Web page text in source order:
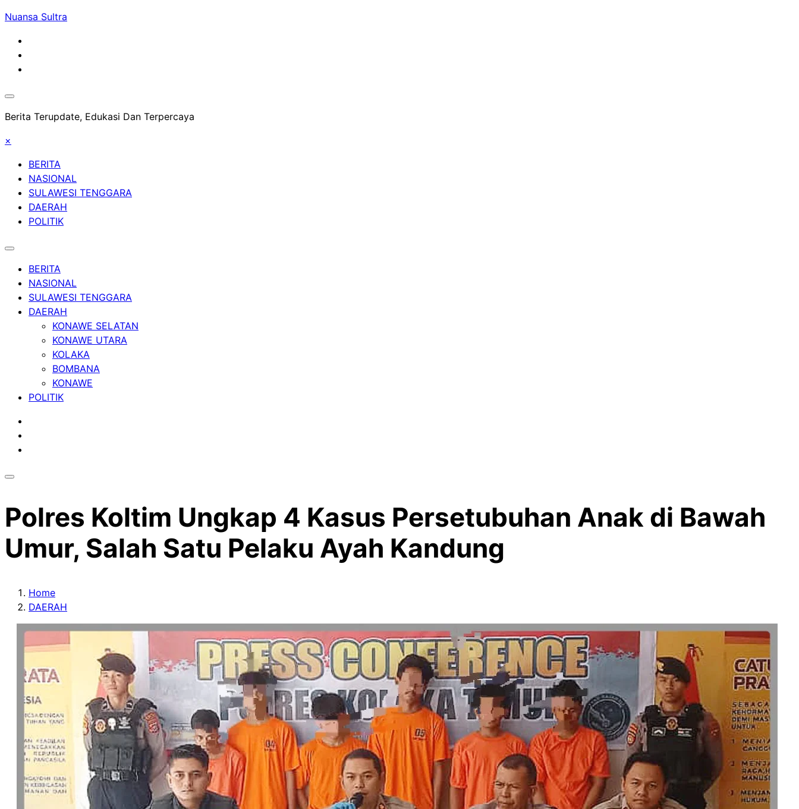
Skip
content
Nuansa Sultra
Berita Terupdate, Edukasi Dan Terpercaya
×
BERITA
NASIONAL
SULAWESI TENGGARA
DAERAH
POLITIK
BERITA
NASIONAL
SULAWESI TENGGARA
DAERAH
KONAWE SELATAN
KONAWE UTARA
KOLAKA
BOMBANA
KONAWE
POLITIK
Polres Koltim Ungkap 4 Kasus Persetubuhan Anak di Bawah
Umur, Salah Satu Pelaku Ayah Kandung
Home
DAERAH